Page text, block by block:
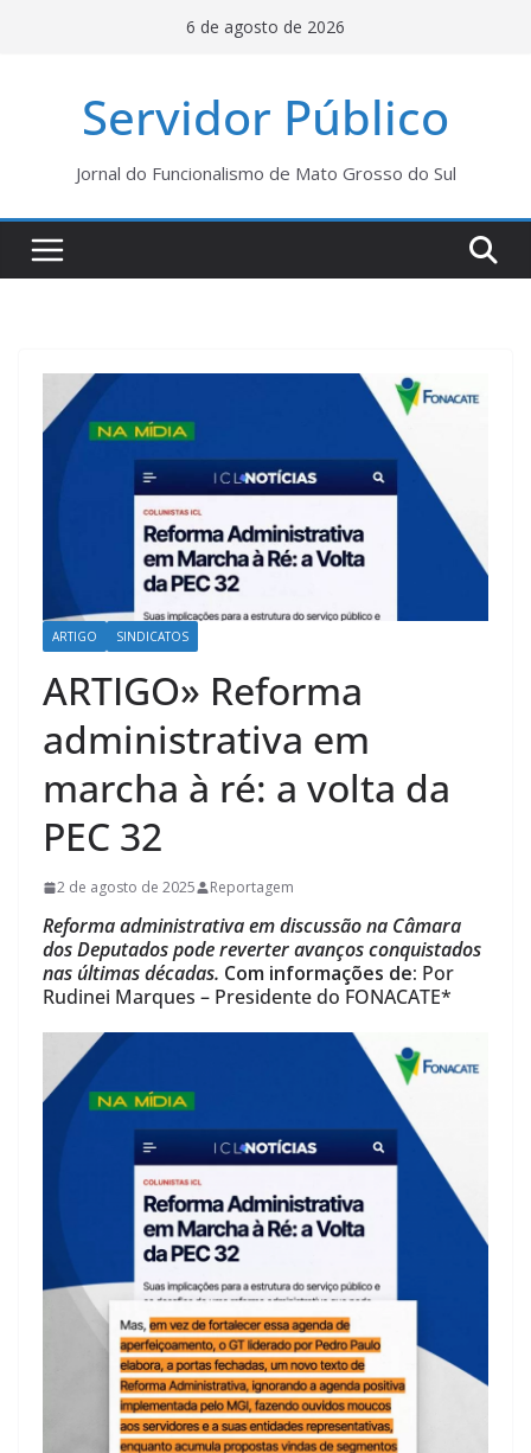
6 de agosto de 2026
Servidor Público
Jornal do Funcionalismo de Mato Grosso do Sul
ARTIGO SINDICATOS
ARTIGO» Reforma
administrativa em
marcha à ré: a volta da
PEC 32
2 de agosto de 2025 Reportagem
Reforma administrativa em discussão na Câmara
dos Deputados pode reverter avanços conquistados
nas últimas décadas. Com informações de: Por
Rudinei Marques – Presidente do FONACATE*